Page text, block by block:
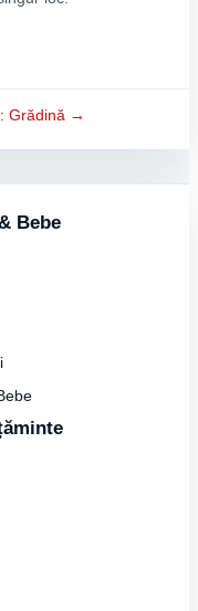
Grădină →
Bebe